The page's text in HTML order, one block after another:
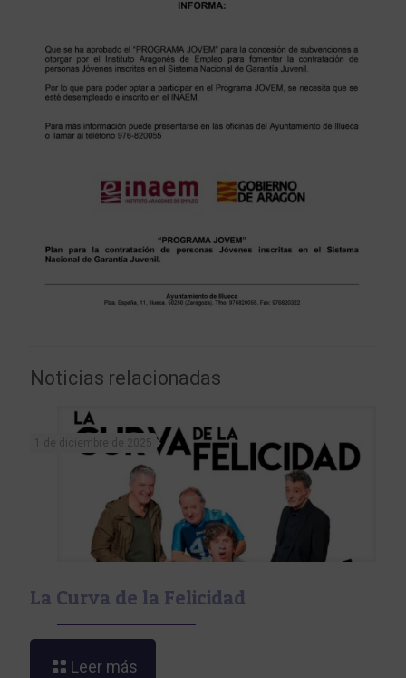
Noticias relacionadas
1 de diciembre de 2025
La Curva de la Felicidad
Leer más